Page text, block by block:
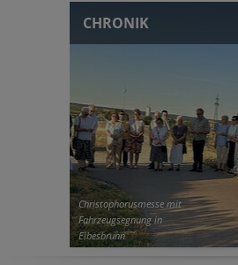
CHRONIK
Christophorusmesse mit
Fahrzeugsegnung in
Eibesbrunn